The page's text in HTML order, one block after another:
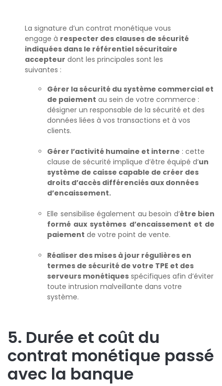
La signature d’un contrat monétique vous
engage à respecter des clauses de sécurité
indiquées dans le référentiel sécuritaire
accepteur dont les principales sont les
suivantes :
Gérer la sécurité du système commercial et
de paiement au sein de votre commerce :
désigner un responsable de la sécurité et des
données liées à vos transactions et à vos
clients.
Gérer l’activité humaine et interne : cette
clause de sécurité implique d’être équipé d’un
système de caisse capable de créer des
droits d’accès différenciés aux données
d’encaissement.
Elle sensibilise également au besoin d’être bien
formé aux systèmes d’encaissement et de
paiement de votre point de vente.
Réaliser des mises à jour régulières en
termes de sécurité de votre TPE et des
serveurs monétiques spécifiques afin d’éviter
toute intrusion malveillante dans votre
système.
5. Durée et coût du
contrat monétique passé
avec la banque